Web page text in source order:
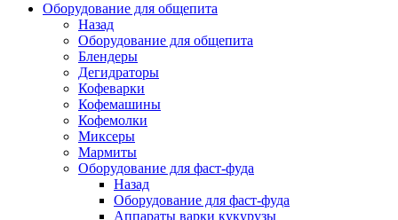
Оборудование для общепита
Назад
Оборудование для общепита
Блендеры
Дегидраторы
Кофеварки
Кофемашины
Кофемолки
Миксеры
Мармиты
Оборудование для фаст-фуда
Назад
Оборудование для фаст-фуда
Аппараты варки кукурузы